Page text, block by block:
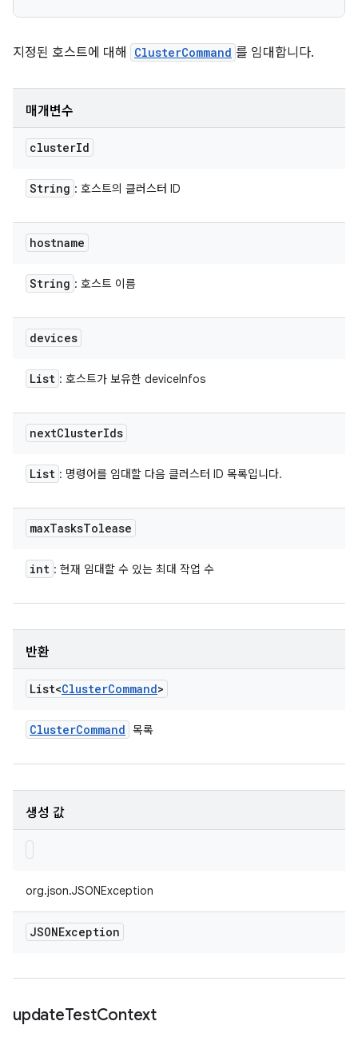
지정된 호스트에 대해 ClusterCommand 를 임대합니다.
매개변수
clusterId
String : 호스트의 클러스터 ID
hostname
String : 호스트 이름
devices
List : 호스트가 보유한 deviceInfos
nextClusterIds
List : 명령어를 임대할 다음 클러스터 ID 목록입니다.
maxTasksTolease
int : 현재 임대할 수 있는 최대 작업 수
반환
List<ClusterCommand>
ClusterCommand 목록
생성 값
org.json.JSONException
JSONException
updateTestContext